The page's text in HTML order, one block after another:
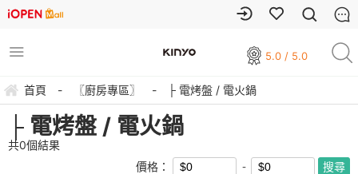
5.0 / 5.0
首頁 - 〖廚房專區〗 - ├ 電烤盤 / 電火鍋
├ 電烤盤 / 電火鍋
共0個結果
價格：